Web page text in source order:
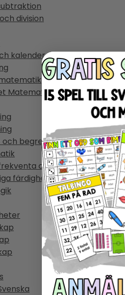
division
kalender
Matematik
och begrepp
ord
färdighet